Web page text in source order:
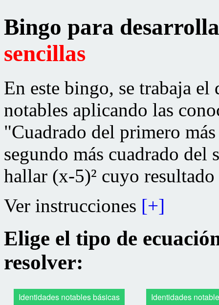
Bingo para
sencillas
En este bingo, se trabaja
notables aplicando las
"Cuadrado del primero
segundo más cuadrado
hallar (x-5)² cuyo
Ver instrucciones [+]
Elige el tipo de
resolver:
Identidades notables básicas Identidades